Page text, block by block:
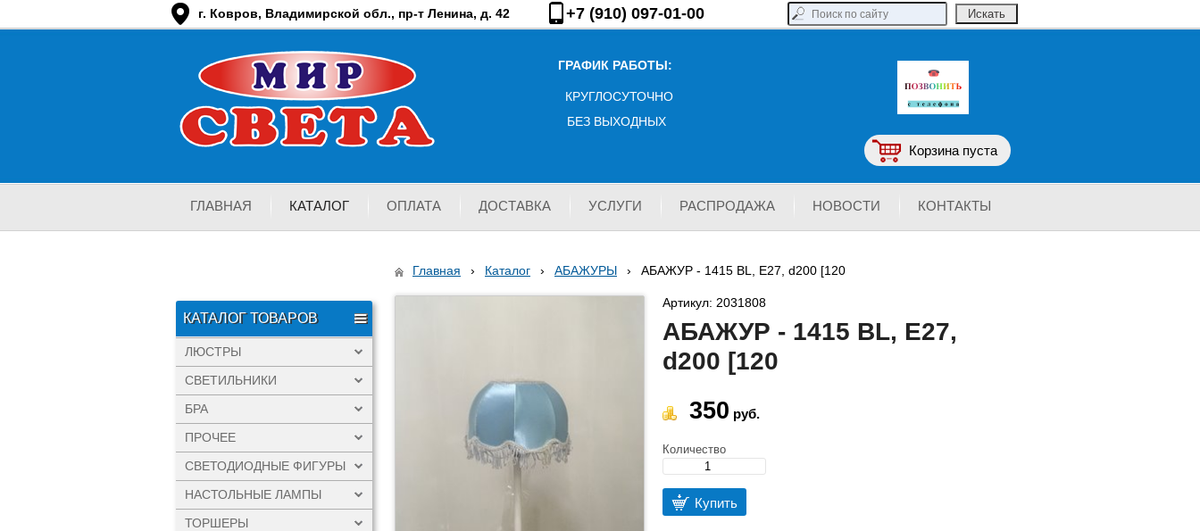
Корзина пуста
+7 (910) 097-01-00
г. Ковров, Владимирской обл., пр-т Ленина, д. 42
ГРАФИК РАБОТЫ:
КРУГЛОСУТОЧНО
БЕЗ ВЫХОДНЫХ
ГЛАВНАЯ КАТАЛОГ ОПЛАТА ДОСТАВКА УСЛУГИ РАСПРОДАЖА НОВОСТИ КОНТАКТЫ
КАТАЛОГ ТОВАРОВ
ЛЮСТРЫ
СВЕТИЛЬНИКИ
БРА
ПРОЧЕЕ
СВЕТОДИОДНЫЕ ФИГУРЫ
НАСТОЛЬНЫЕ ЛАМПЫ
ТОРШЕРЫ
Главная › Каталог › АБАЖУРЫ › АБАЖУР - 1415 BL, Е27, d200 [120
Артикул: 2031808
АБАЖУР - 1415 BL, Е27,
d200 [120
350 руб.
Количество
Купить